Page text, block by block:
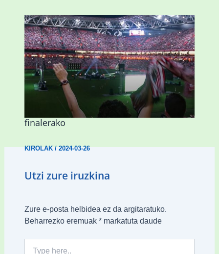
Abadiñok eta Ermuak ere pantaila
erraldoiak jarriko dituzte Kopako
finalerako
KIROLAK/2024-03-26
Utzi zure iruzkina
Zure e-posta helbidea ez da argitaratuko.
Beharrezko eremuak *markatuta daude